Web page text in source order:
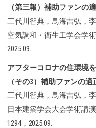
（第三報）補助ファンの
三代川智典，鳥海吉弘，
空気調和・衛生工学会学術
2025.09.
アフターコロナの住環境
（その3）補助ファンの
三代川智典，鳥海吉弘，
日本建築学会大会学術講
1294，2025.09.